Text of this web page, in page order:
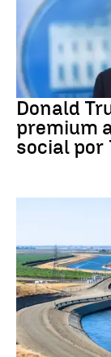
DONALD TRUMP
Donald
premium
social por